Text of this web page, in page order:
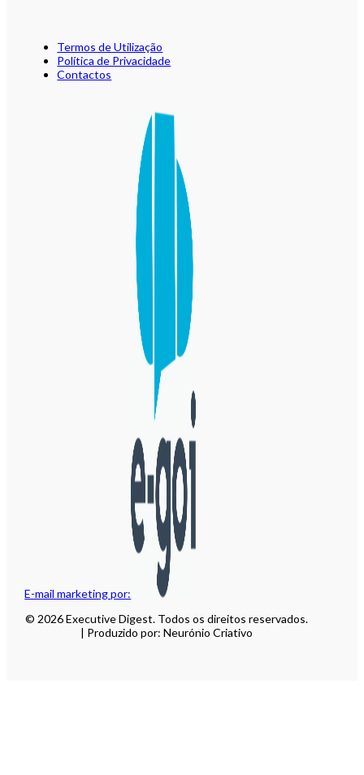
E-mail marketing por:
Termos de Utilização
Política de Privacidade
Contactos
© 2026 Executive Digest. Todos os direitos reservados.
| Produzido por: Neurónio Criativo